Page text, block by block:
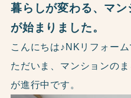
暮らしが変わる、マ
が始まりました。
こんにちは♪NKリフォーム
ただいま、マンションの
が進行中です。